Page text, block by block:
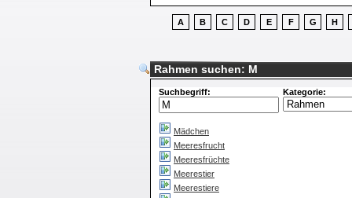
A B C D E F G H
Rahmen suchen: M
Suchbegriff: Kategorie:
Mädchen
Meeresfrucht
Meeresfrüchte
Meerestier
Meerestiere